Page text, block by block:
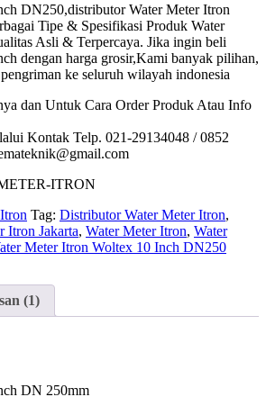
DN250,distributor Water Meter Itron
Tipe & Spesifikasi Produk Water
Asli & Terpercaya. Jika ingin beli
dengan harga grosir,Kami banyak pilihan,
ke seluruh wilayah indonesia
dan Untuk Cara Order Produk Atau Info
Kontak Telp. 021-29134048 / 0852
ITRON
Tag: Distributor Water Meter Itron,
Itron Jakarta, Water Meter Itron, Water
Meter Itron Woltex 10 Inch DN250
(1)
DN 250mm